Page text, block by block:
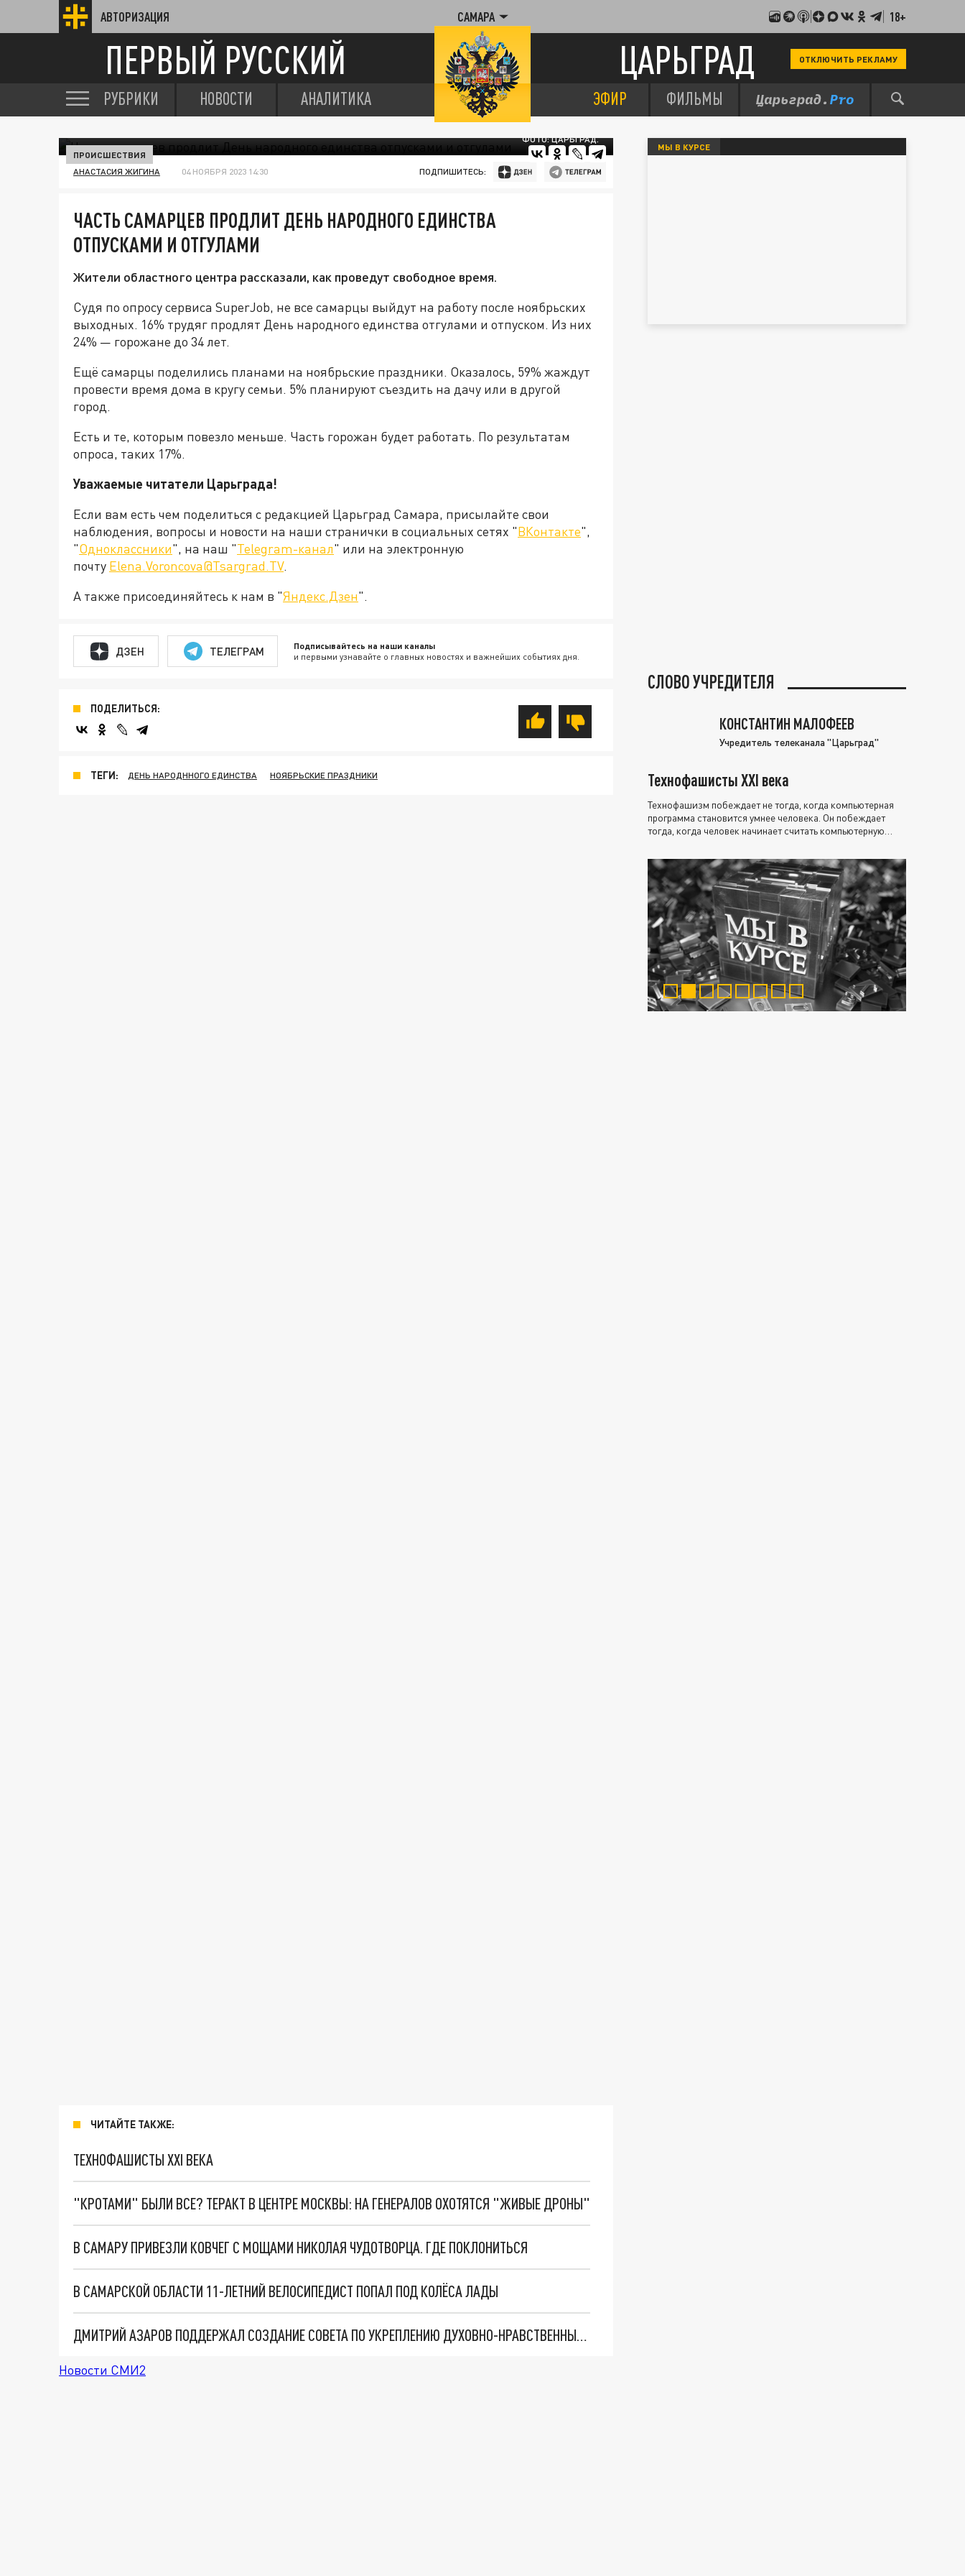
АВТОРИЗАЦИЯ САМАРА 18+
ПЕРВЫЙ РУССКИЙ ЦАРЬГРАД ОТКЛЮЧИТЬ РЕКЛАМУ
РУБРИКИ НОВОСТИ АНАЛИТИКА ЭФИР ФИЛЬМЫ
ФОТО: ЦАРЬГРАД.
ПРОИСШЕСТВИЯ
АНАСТАСИЯ ЖИГИНА 04 НОЯБРЯ 2023 14:30 ПОДПИШИТЕСЬ:
ЧАСТЬ САМАРЦЕВ ПРОДЛИТ ДЕНЬ НАРОДНОГО ЕДИНСТВА
ОТПУСКАМИ И ОТГУЛАМИ
Жители областного центра рассказали, как проведут свободное время.
Судя по опросу сервиса SuperJob, не все самарцы выйдут на работу после ноябрьских
выходных. 16% трудяг продлят День народного единства отгулами и отпуском. Из них
24% — горожане до 34 лет.
Ещё самарцы поделились планами на ноябрьские праздники. Оказалось, 59% жаждут
провести время дома в кругу семьи. 5% планируют съездить на дачу или в другой
город.
Есть и те, которым повезло меньше. Часть горожан будет работать. По результатам
опроса, таких 17%.
Уважаемые читатели Царьграда!
Если вам есть чем поделиться с редакцией Царьград Самара, присылайте свои
наблюдения, вопросы и новости на наши странички в социальных сетях "ВКонтакте",
"Одноклассники", на наш "Telegram-канал" или на электронную
почту Elena.Voroncova@Tsargrad.TV.
А также присоединяйтесь к нам в "Яндекс.Дзен".
ДЗЕН ТЕЛЕГРАМ Подписывайтесь на наши каналы
и первыми узнавайте о главных новостях и важнейших событиях дня.
ПОДЕЛИТЬСЯ:
ТЕГИ: ДЕНЬ НАРОДННОГО ЕДИНСТВА НОЯБРЬСКИЕ ПРАЗДНИКИ
ЧИТАЙТЕ ТАКЖЕ:
ТЕХНОФАШИСТЫ XXI ВЕКА
"КРОТАМИ" БЫЛИ ВСЕ? ТЕРАКТ В ЦЕНТРЕ МОСКВЫ: НА ГЕНЕРАЛОВ ОХОТЯТСЯ "ЖИВЫЕ ДРОНЫ"
В САМАРУ ПРИВЕЗЛИ КОВЧЕГ С МОЩАМИ НИКОЛАЯ ЧУДОТВОРЦА. ГДЕ ПОКЛОНИТЬСЯ
В САМАРСКОЙ ОБЛАСТИ 11-ЛЕТНИЙ ВЕЛОСИПЕДИСТ ПОПАЛ ПОД КОЛЁСА ЛАДЫ
ДМИТРИЙ АЗАРОВ ПОДДЕРЖАЛ СОЗДАНИЕ СОВЕТА ПО УКРЕПЛЕНИЮ ДУХОВНО-НРАВСТВЕННЫХ ЦЕННОСТЕЙ В САМАРЕ
Новости СМИ2
МЫ В КУРСЕ
СЛОВО УЧРЕДИТЕЛЯ
КОНСТАНТИН МАЛОФЕЕВ
Учредитель телеканала "Царьград"
Технофашисты XXI века
Технофашизм побеждает не тогда, когда компьютерная
программа становится умнее человека. Он побеждает
тогда, когда человек начинает считать компьютерную